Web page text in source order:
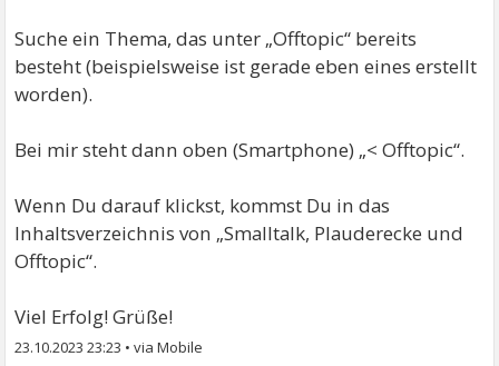
Suche ein Thema, das unter „Offtopic“ bereits
besteht (beispielsweise ist gerade eben eines erstellt
worden).
Bei mir steht dann oben (Smartphone) „< Offtopic“.
Wenn Du darauf klickst, kommst Du in das
Inhaltsverzeichnis von „Smalltalk, Plauderecke und
Offtopic“.
Viel Erfolg! Grüße!
23.10.2023 23:23 •